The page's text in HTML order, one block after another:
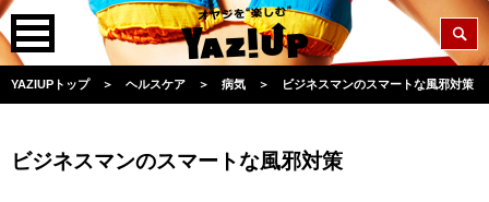
YAZIUPトップ ＞ ヘルスケア ＞ 病気 ＞ ビジネスマンのスマートな風邪対策
ビジネスマンのスマートな風邪対策